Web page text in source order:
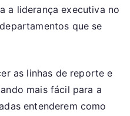
a liderança executiva no
que se
as linhas de reporte e
mais fácil para a
entenderem como